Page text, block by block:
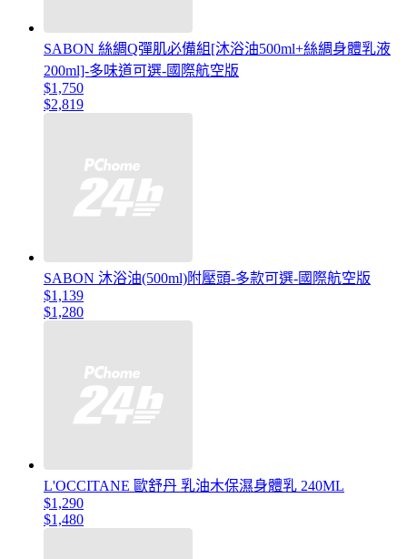
SABON 絲綢Q彈肌必備組[沐浴油500ml+絲綢身體乳液
200ml]-多味道可選-國際航空版
$1,750
$2,819
SABON 沐浴油(500ml)附壓頭-多款可選-國際航空版
$1,139
$1,280
L'OCCITANE 歐舒丹 乳油木保濕身體乳 240ML
$1,290
$1,480